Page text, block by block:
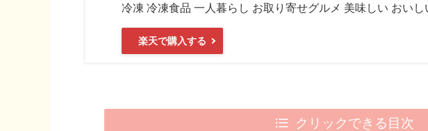
冷凍 冷凍食品 一人暮らし お取り寄せグルメ 美味しい おいし
楽天で購入する
クリックできる目次